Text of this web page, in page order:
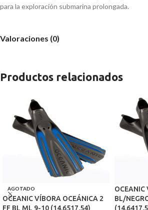
para la exploración submarina prolongada.
Valoraciones (0)
Productos relacionados
AGOTADO
OCEANIC VÍBORA OCEÁNICA 2
FF BL ML 9-10 (14.6517.54)
OCEANIC
BL/